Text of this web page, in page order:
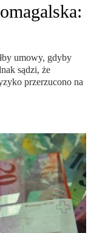
umowy, gdyby
sądzi, że
przerzucono na